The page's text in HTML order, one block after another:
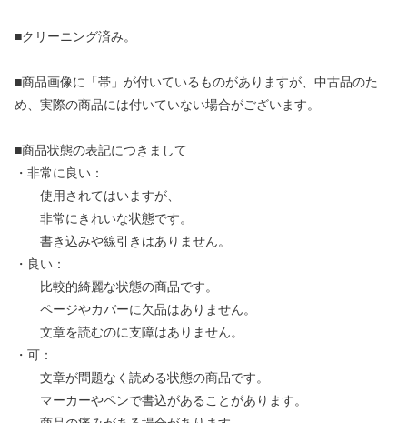
■クリーニング済み。
■商品画像に「帯」が付いているものがありますが、中古品のた
め、実際の商品には付いていない場合がございます。
■商品状態の表記につきまして
・非常に良い：
使用されてはいますが、
非常にきれいな状態です。
書き込みや線引きはありません。
・良い：
比較的綺麗な状態の商品です。
ページやカバーに欠品はありません。
文章を読むのに支障はありません。
・可：
文章が問題なく読める状態の商品です。
マーカーやペンで書込があることがあります。